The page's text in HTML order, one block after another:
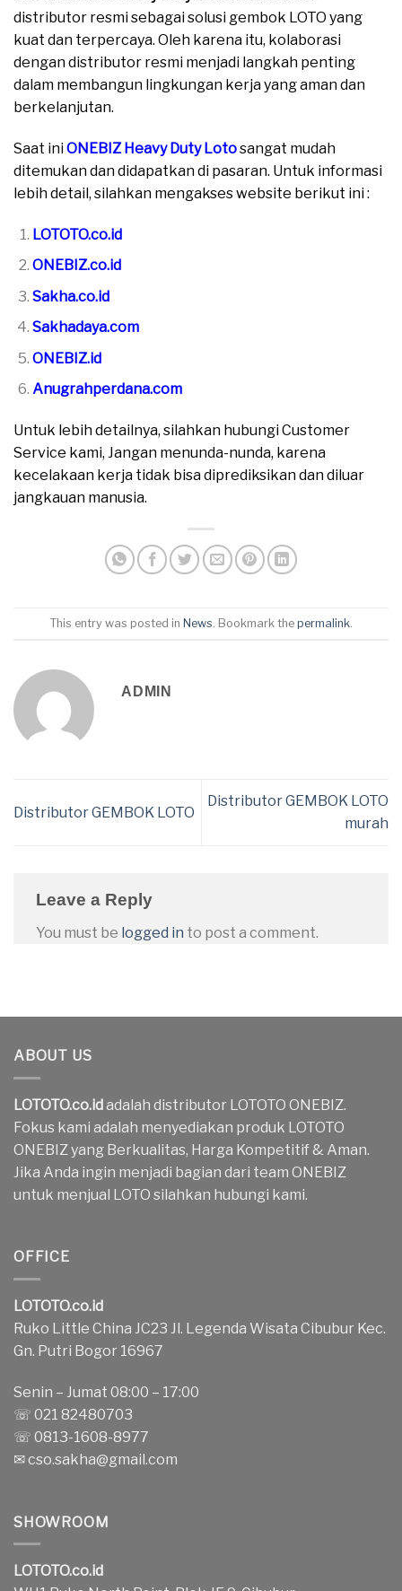
distributor resmi sebagai solusi gembok LOTO yang
kuat dan terpercaya. Oleh karena itu, kolaborasi
dengan distributor resmi menjadi langkah penting
dalam membangun lingkungan kerja yang aman dan
berkelanjutan.
Saat iniONEBIZ Heavy Duty Lotosangat mudah
ditemukan dan didapatkan di pasaran. Untuk informasi
lebih detail, silahkan mengakses website berikut ini :
LOTOTO.co.id
ONEBIZ.co.id
Sakha.co.id
Sakhadaya.com
ONEBIZ.id
Anugrahperdana.com
Untuk lebih detailnya, silahkan hubungi Customer
Service kami, Jangan menunda-nunda, karena
kecelakaan kerja tidak bisa diprediksikan dan diluar
jangkauan manusia.
This entry was posted in News . Bookmark the permalink
ADMIN
Distributor GEMBOK LOTO
Distributor GEMBOK LOTO
murah
Leave a Reply
You must be logged in to post a comment.
ABOUT US
LOTOTO.co.idadalah distributor LOTOTO ONEBIZ.
Fokus kami adalah menyediakan produk LOTOTO
ONEBIZ yang Berkualitas, Harga Kompetitif & Aman.
Jika Anda ingin menjadi bagian dari team ONEBIZ
untuk menjual LOTO silahkan hubungi kami.
OFFICE
LOTOTO.co.id
Ruko Little China JC23 Jl. Legenda Wisata Cibubur Kec.
Gn. Putri Bogor 16967
Senin – Jumat 08:00 – 17:00
☏ 021 82480703
☏ 0813-1608-8977
✉cso.sakha@gmail.com
SHOWROOM
LOTOTO.co.id